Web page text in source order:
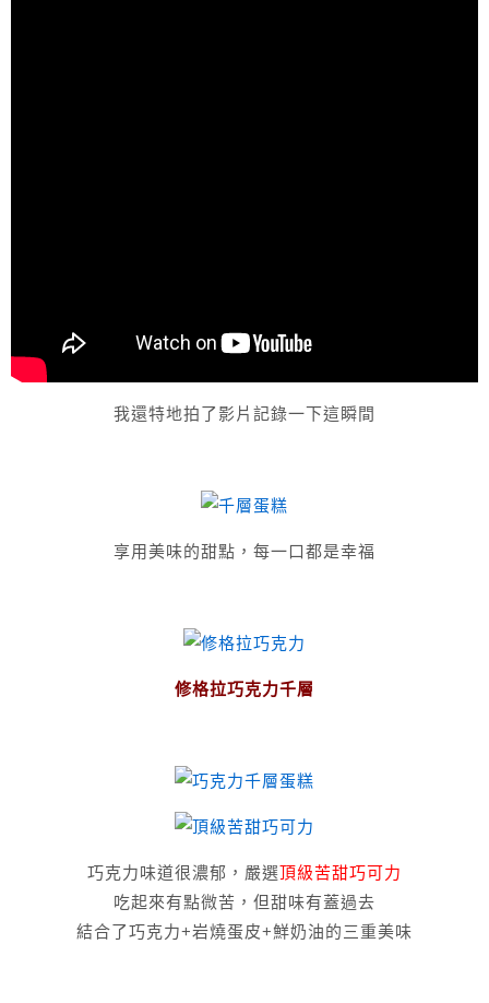
我還特地拍了影片記錄一下這瞬間
享用美味的甜點，每一口都是幸福
修格拉巧克力千層
巧克力味道很濃郁，嚴選頂級苦甜巧可力
吃起來有點微苦，但甜味有蓋過去
結合了巧克力+岩燒蛋皮+鮮奶油的三重美味